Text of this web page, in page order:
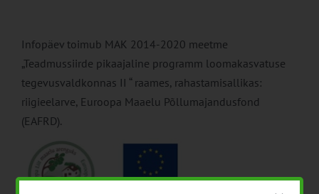
Infopäev toimub MAK 2014-2020 meetme
„Teadmussiirde pikaajaline programm loomakasvatuse
tegevusvaldkonnas II “ raames, rahastamisallikas:
riigieelarve, Euroopa Maaelu Põllumajandusfond
(EAFRD).